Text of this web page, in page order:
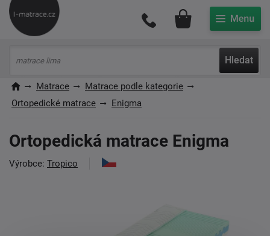
Hledat
Můj účet
Matrace
Matrace podle kategorie
Ortopedické matrace
Enigma
Ortopedická matrace Enigma
Výrobce: Tropico